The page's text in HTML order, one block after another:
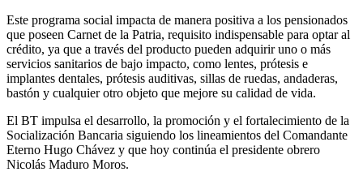
Este programa social impacta de manera positiva a los pensionados
que poseen Carnet de la Patria, requisito indispensable para optar al
crédito, ya que a través del producto pueden adquirir uno o más
servicios sanitarios de bajo impacto, como lentes, prótesis e
implantes dentales, prótesis auditivas, sillas de ruedas, andaderas,
bastón y cualquier otro objeto que mejore su calidad de vida.
El BT impulsa el desarrollo, la promoción y el fortalecimiento de la
Socialización Bancaria siguiendo los lineamientos del Comandante
Eterno Hugo Chávez y que hoy continúa el presidente obrero
Nicolás Maduro Moros.